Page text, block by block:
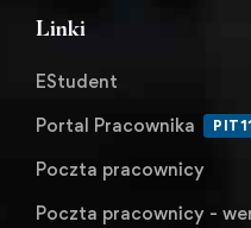
Linki
EStudent
Portal Pracownika
Poczta pracownicy
Poczta pracownicy -